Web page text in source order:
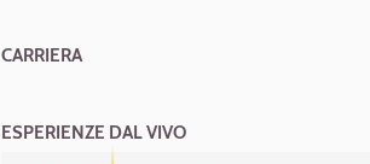
CARRIERA
ESPERIENZE DAL VIVO